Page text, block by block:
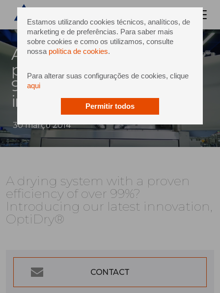
Estamos utilizando cookies técnicos, analíticos, de
marketing e de preferências. Para saber mais
sobre cookies e como os utilizamos, consulte
nossa política de cookies.
Para alterar suas configurações de cookies, clique
aqui
Permitir todos
A drying system with a
proven efficiency of over
99%? Introducing our latest
innovation, OptiDry®
30 março 2014
A drying system with a proven
efficiency of over 99%?
Introducing our latest innovation,
OptiDry®
CONTACT